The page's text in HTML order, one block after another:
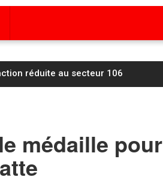
réduite au secteur 106
médaille pour